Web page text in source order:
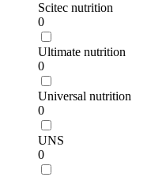
Scitec nutrition
0
Ultimate nutrition
0
Universal nutrition
0
UNS
0